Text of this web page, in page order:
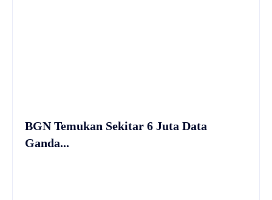
BGN Temukan Sekitar 6 Juta Data
Ganda...